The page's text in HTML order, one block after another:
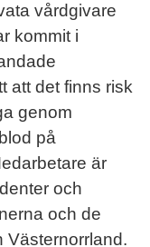
vårdgivare
kommit i
att det finns risk
genom
på
är
och
och de
Västernorrland.